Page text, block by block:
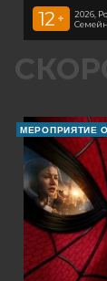
12 +
2026,
МЕРОПРИЯТИЕ